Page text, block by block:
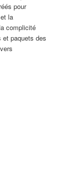
pour
la
complicité
et paquets des